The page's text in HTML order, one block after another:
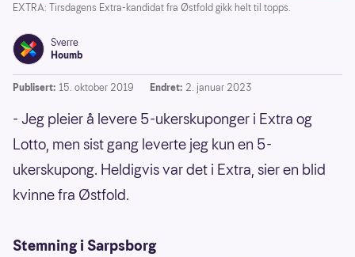
EXTRA: Tirsdagens Extra-kandidat fra Østfold gikk helt til topps.
Sverre
Houmb
Publisert: 15. oktober 2019 Endret: 2. januar 2023
- Jeg pleier å levere 5-ukerskuponger i Extra og
Lotto, men sist gang leverte jeg kun en 5-
ukerskupong. Heldigvis var det i Extra, sier en blid
kvinne fra Østfold.
Stemning i Sarpsborg